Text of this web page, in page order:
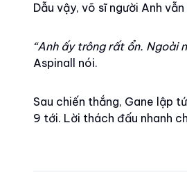
Dẫu vậy, võ sĩ người Anh
“Anh ấy trông rất ổn. Ngoài
Aspinall nói.
Sau chiến thắng, Gane lập
9 tới. Lời thách đấu nhanh